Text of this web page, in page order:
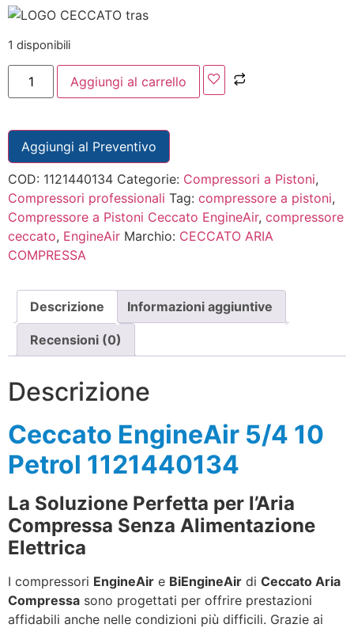
1 disponibili
Aggiungi al carrello
Aggiungi al Preventivo
COD: 1121440134 Categorie: Compressori a Pistoni,
Compressori professionali Tag: compressore a pistoni,
Compressore a Pistoni Ceccato EngineAir, compressore
ceccato, EngineAir Marchio: CECCATO ARIA
COMPRESSA
Descrizione Informazioni aggiuntive
Recensioni (0)
Descrizione
Ceccato EngineAir 5/4 10
Petrol 1121440134
La Soluzione Perfetta per l’Aria
Compressa Senza Alimentazione
Elettrica
I compressori EngineAir e BiEngineAir di Ceccato Aria
Compressa sono progettati per offrire prestazioni
affidabili anche nelle condizioni più difficili. Grazie ai